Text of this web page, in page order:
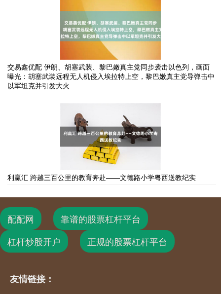
交易鑫优配 伊朗、胡塞武装、黎巴嫩真主党同步袭击以色列，画面
曝光：胡塞武装远程无人机侵入埃拉特上空，黎巴嫩真主党导弹击中
以军坦克并引发大火
利赢汇 跨越三百公里的教育奔赴——文德路小学粤西送教纪实
配配网
靠谱的股票杠杆平台
杠杆炒股开户
正规的股票杠杆平台
友情链接：